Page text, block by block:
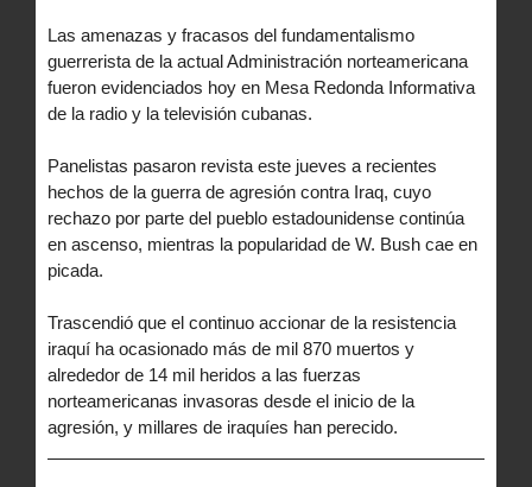
Las amenazas y fracasos del fundamentalismo
guerrerista de la actual Administración norteamericana
fueron evidenciados hoy en Mesa Redonda Informativa
de la radio y la televisión cubanas.
Panelistas pasaron revista este jueves a recientes
hechos de la guerra de agresión contra Iraq, cuyo
rechazo por parte del pueblo estadounidense continúa
en ascenso, mientras la popularidad de W. Bush cae en
picada.
Trascendió que el continuo accionar de la resistencia
iraquí ha ocasionado más de mil 870 muertos y
alrededor de 14 mil heridos a las fuerzas
norteamericanas invasoras desde el inicio de la
agresión, y millares de iraquíes han perecido.